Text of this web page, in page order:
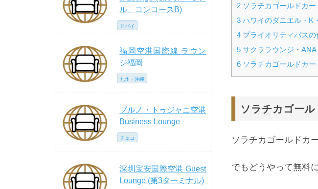
2 ソラチカゴールドカ
3 ハワイのダニエル・K
4 プライオリティパス
5 サクララウンジ・
6 ソラチカゴールドカ
ソラチカゴー
ソラチカゴールドカ
でもどうやって無料
ル、コンコースB)
ドバイ
福岡空港国際線 ラウン
ジ福岡
九州・沖縄
ブルノ・トゥジャニ空港
Business Lounge
チェコ
深圳宝安国際空港 Guest
Lounge (第3ターミナル)